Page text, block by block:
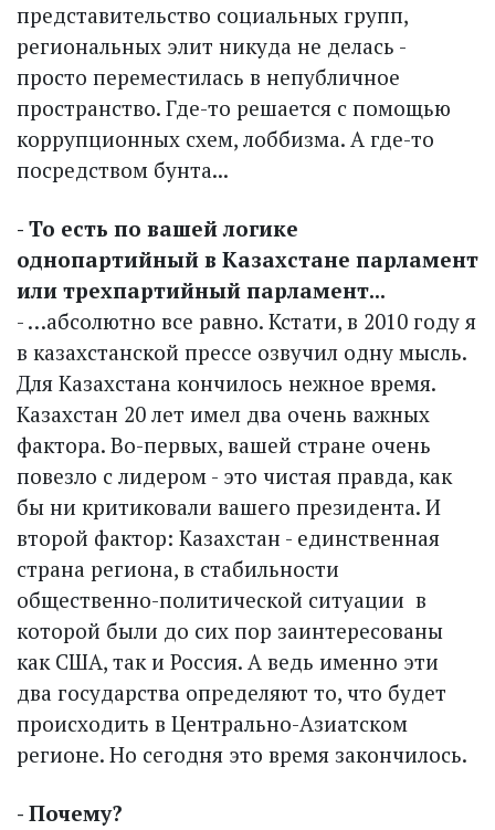
представительство социальных групп,
региональных элит никуда не делась -
просто переместилась в непубличное
пространство. Где-то решается с помощью
коррупционных схем, лоббизма. А где-то
посредством бунта...
- То есть по вашей логике
однопартийный в Казахстане парламент
или трехпартийный парламент...
- …абсолютно все равно. Кстати, в 2010 году я
в казахстанской прессе озвучил одну мысль.
Для Казахстана кончилось нежное время.
Казахстан 20 лет имел два очень важных
фактора. Во-первых, вашей стране очень
повезло с лидером - это чистая правда, как
бы ни критиковали вашего президента. И
второй фактор: Казахстан - единственная
страна региона, в стабильности
общественно-политической ситуации в
которой были до сих пор заинтересованы
как США, так и Россия. А ведь именно эти
два государства определяют то, что будет
происходить в Центрально-Азиатском
регионе. Но сегодня это время закончилось.
- Почему?